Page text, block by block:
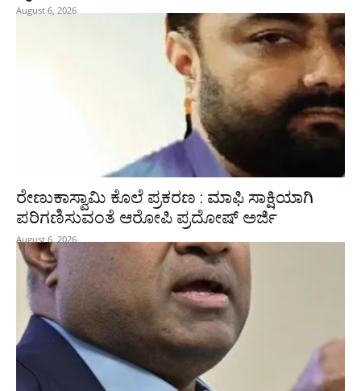
August 6, 2026
ರೇಣುಕಾಸ್ವಾಮಿ ಕೊಲೆ ಪ್ರಕರಣ : ಮಾಫಿ ಸಾಕ್ಷಿಯಾಗಿ
ಪರಿಗಣಿಸುವಂತೆ ಆರೋಪಿ ಪ್ರದೋಷ್‌ ಅರ್ಜಿ
August 6, 2026